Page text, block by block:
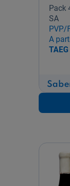
Pack
SA
PVP/
A
TAEG